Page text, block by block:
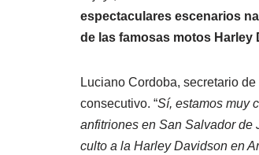
espectaculares escenarios
de las famosas motos Harley
Luciano Cordoba, secretario
consecutivo. “Sí, estamos muy
anfitriones en San Salvador de
culto a la Harley Davidson en